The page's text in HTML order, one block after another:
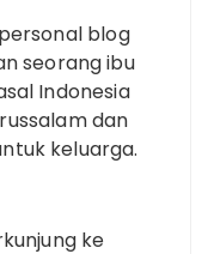
blog
seorang ibu
Indonesia
dan
keluarga.
ke